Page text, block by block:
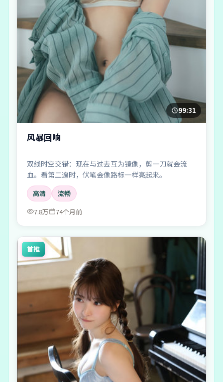
99:31
风暴回响
双线时空交错：现在与过去互为镜像，剪一刀就会流
血。看第二遍时，伏笔会像路标一样亮起来。
高清
流畅
7.8万
74个月前
首推